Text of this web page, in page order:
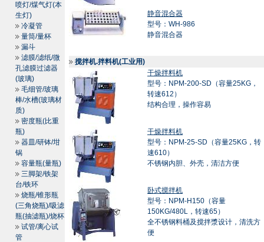
喷灯/煤气灯(本
生灯)
冷凝管
量筒/量杯
漏斗
滤膜/滤纸/微
孔滤膜过滤器
(玻璃)
毛细管/玻璃
棒/水槽(玻璃材
质)
密度瓶(比重
瓶)
器皿/研钵/坩
锅
容量瓶(量瓶)
三脚架/铁架
台/铁环
烧瓶/锥形瓶
(三角烧瓶)/吸滤
瓶(抽滤瓶)/烧杯
试管/离心试
管
静音混合器
型号：WH-986
静音混合器
搅拌机.拌料机(工业用)
干燥拌料机
型号：NPM-200-SD（容量25KG，
转速612）
结构合理，操作容易
干燥拌料机
型号：NPM-25-SD（容量25KG，转
速610）
不锈钢内胆、外壳，清洁方便
卧式搅拌机
型号：NPM-H150（容量
150KG/480L，转速65）
全不锈钢料桶及搅拌漿设计，清洗方
便